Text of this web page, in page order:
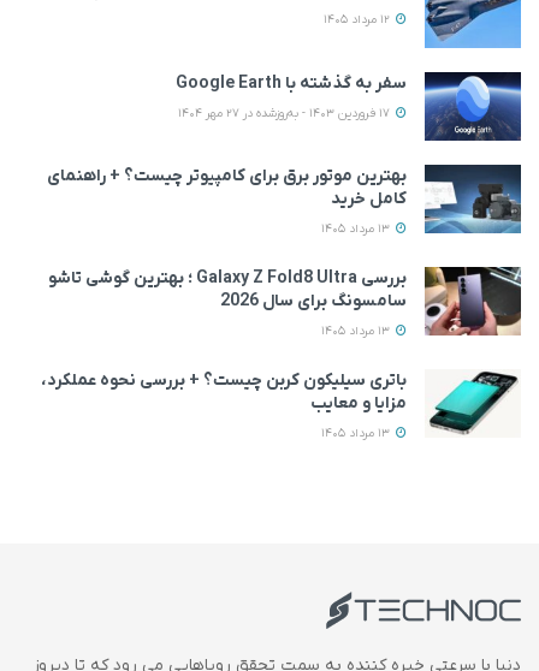
سفر به گذشته با Google Earth
بهترین موتور برق برای کامپیوتر چیست؟ + راهنمای
کامل خرید
بررسی Galaxy Z Fold8 Ultra ؛ بهترین گوشی تاشو
سامسونگ برای سال 2026
باتری سیلیکون کربن چیست؟ + بررسی نحوه عملکرد،
مزایا و معایب
دنیا با سرعتی خیره کننده به سمت تحقق رویاهایی می رود که تا دیروز